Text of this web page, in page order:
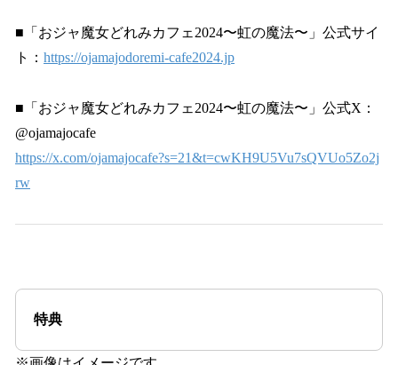
■「おジャ魔女どれみカフェ2024〜虹の魔法〜」公式サイ
ト： https://ojamajodoremi-cafe2024.jp
■「おジャ魔女どれみカフェ2024〜虹の魔法〜」公式X：
@ojamajocafe
https://x.com/ojamajocafe?s=21&t=cwKH9U5Vu7sQVUo5Zo2j
rw
特典